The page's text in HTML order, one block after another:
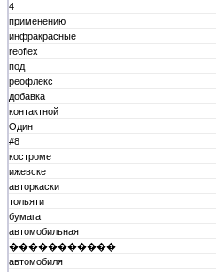
4
применению
инфракрасные
reoflex
под
реофлекс
добавка
контактной
Один
#8
костроме
ижевске
авторкаски
тольяти
бумага
автомобильная
�����������
автомобиля